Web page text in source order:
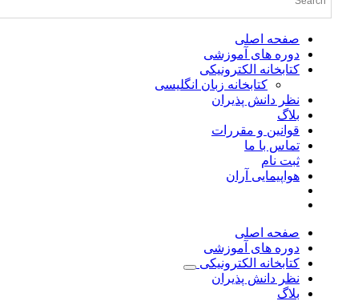
صفحه اصلی
دوره های آموزشی
کتابخانه الکترونیکی
کتابخانه زبان انگلیسی
نظر دانش پذیران
بلاگ
قوانین و مقررات
تماس با ما
ثبت نام
هواپیمایی آران
صفحه اصلی
دوره های آموزشی
کتابخانه الکترونیکی
نظر دانش پذیران
بلاگ